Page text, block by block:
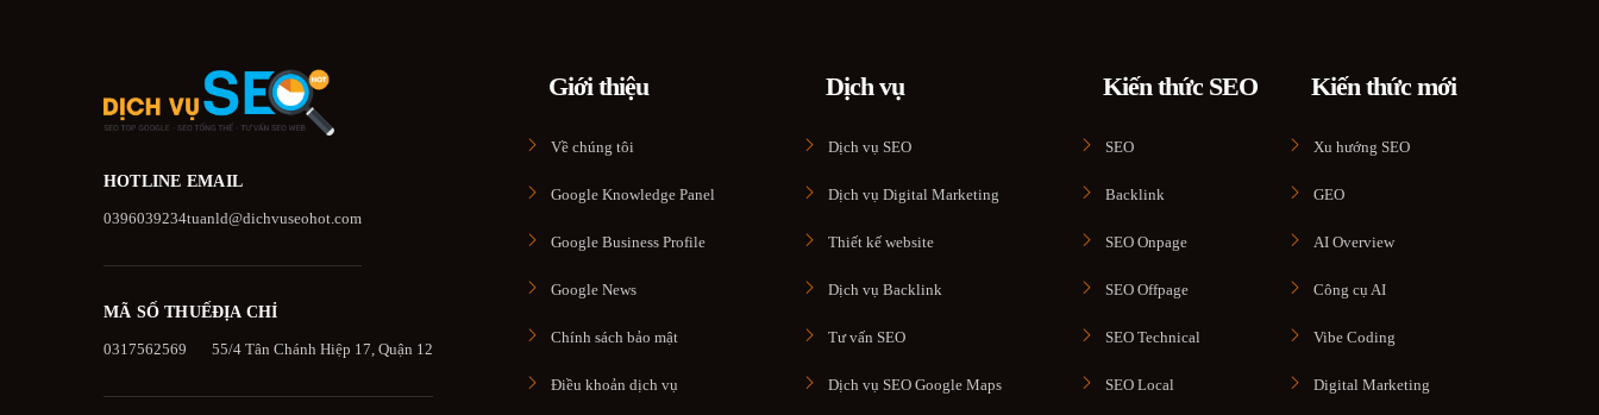
HOTLINE
0396039234
EMAIL
tuanld@dichvuseohot.com
MÃ SỐ THUẾ
0317562569
ĐỊA CHỈ
55/4 Tân Chánh Hiệp 17, Quận 12
Giới thiệu
Về chúng tôi
Google Knowledge Panel
Google Business Profile
Google News
Chính sách bảo mật
Điều khoản dịch vụ
Dịch vụ
Dịch vụ SEO
Dịch vụ Digital Marketing
Thiết kế website
Dịch vụ Backlink
Tư vấn SEO
Dịch vụ SEO Google Maps
Kiến thức SEO
SEO
Backlink
SEO Onpage
SEO Offpage
SEO Technical
SEO Local
Kiến thức mới
Xu hướng SEO
GEO
AI Overview
Công cụ AI
Vibe Coding
Digital Marketing